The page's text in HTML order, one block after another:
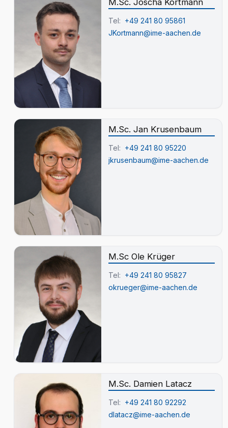
Tel: +49 241 80 95861
JKortmann@ime-aachen.de
M.Sc. Jan Krusenbaum
Tel: +49 241 80 95220
jkrusenbaum@ime-aachen.de
M.Sc Ole Krüger
Tel: +49 241 80 95827
okrueger@ime-aachen.de
M.Sc. Damien Latacz
Tel: +49 241 80 92292
dlatacz@ime-aachen.de